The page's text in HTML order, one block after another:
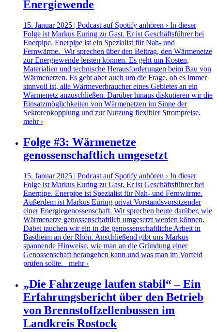
Energiewende
15. Januar 2025 | Podcast auf Spotify anhören › In dieser
Folge ist Markus Euring zu Gast. Er ist Geschäftsführer bei
Enerpipe. Enerpipe ist ein Spezialist für Nah- und
Fernwärme. Wir sprechen über den Beitrag, den Wärmenetze
zur Energiewende leisten können. Es geht um Kosten,
Materialien und technische Herausforderungen beim Bau von
Wärmenetzen. Es geht aber auch um die Frage, ob es immer
sinnvoll ist, alle Wärmeverbraucher eines Gebietes an ein
Wärmenetz anzuschließen. Darüber hinaus diskutieren wir die
Einsatzmöglichkeiten von Wärmenetzen im Sinne der
Sektorenkopplung und zur Nutzung flexibler Strompreise.
mehr ›
Folge #3: Wärmenetze
genossenschaftlich umgesetzt
15. Januar 2025 | Podcast auf Spotify anhören › In dieser
Folge ist Markus Euring zu Gast. Er ist Geschäftsführer bei
Enerpipe. Enerpipe ist Spezialist für Nah- und Fernwärme.
Außerdem ist Markus Euring privat Vorstandsvorsitzender
einer Energiegenossenschaft. Wir sprechen heute darüber, wie
Wärmenetze genossenschaftlich umgesetzt werden können.
Dabei tauchen wir ein in die genossenschaftliche Arbeit in
Bastheim an der Rhön. Anschließend gibt uns Markus
spannende Hinweise, wie man an die Gründung einer
Genossenschaft herangehen kann und was man im Vorfeld
prüfen sollte. mehr ›
„Die Fahrzeuge laufen stabil“ – Ein
Erfahrungsbericht über den Betrieb
von Brennstoffzellenbussen im
Landkreis Rostock